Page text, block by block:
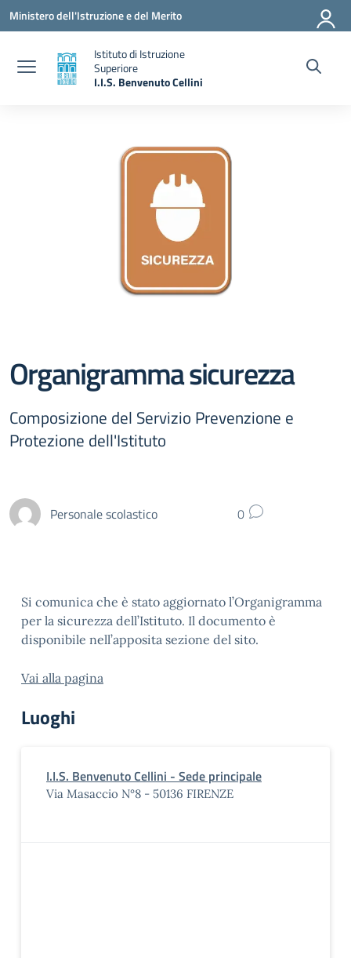
Vai ai contenuti
Vai al menu di navigazione
Vai al footer
Ministero dell'Istruzione e del Merito
Istituto di Istruzione
Superiore
I.I.S. Benvenuto Cellini
Organigramma sicurezza
Composizione del Servizio Prevenzione e
Protezione dell'Istituto
Personale scolastico 0
Si comunica che è stato aggiornato l’Organigramma
per la sicurezza dell’Istituto. Il documento è
disponibile nell’apposita sezione del sito.
Vai alla pagina
Luoghi
I.I.S. Benvenuto Cellini - Sede principale
Via Masaccio N°8 - 50136 FIRENZE